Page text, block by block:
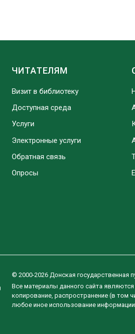
ЧИТАТЕЛЯМ
Визит в библиотеку
Доступная среда
Услуги
Электронные услуги
Обратная связь
Опросы
© 2000-2026 Донская государственная
Все материалы данного сайта
копирование, распространение (в том
любое иное использование